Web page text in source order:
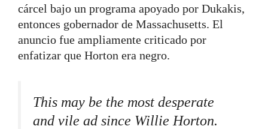
cárcel bajo un programa apoyado por Dukakis,
entonces gobernador de Massachusetts. El
anuncio fue ampliamente criticado por
enfatizar que Horton era negro.
This may be the most desperate
and vile ad since Willie Horton.